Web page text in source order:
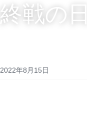
終戦の
2022年8月15日